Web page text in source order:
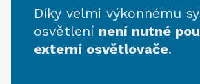
Díky velmi výkonnému
osvětlení není nutné
externí osvětlovače.